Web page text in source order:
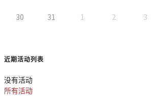
30 31 1 2 3
近期活动列表
没有活动
所有活动